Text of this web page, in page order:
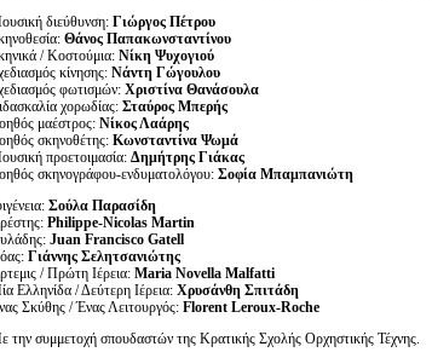
διεύθυνση: Γιώργος Πέτρου
Θάνος Παπακωνσταντίνου
/ Κοστούμια: Νίκη Ψυχογιού
κίνησης: Νάντη Γώγουλου
φωτισμών: Χριστίνα Θανάσουλα
χορωδίας: Σταύρος Μπερής
μαέστρος: Νίκος Λαάρης
σκηνοθέτης: Κωνσταντίνα Ψωμά
προετοιμασία: Δημήτρης Γιάκας
σκηνογράφου-ενδυματολόγου: Σοφία Μπαμπανιώτη
Σούλα Παρασίδη
Philippe-Nicolas Martin
Juan Francisco Gatell
Γιάννης Σελητσανιώτης
/ Πρώτη Ιέρεια: Maria Novella Malfatti
Ελληνίδα / Δεύτερη Ιέρεια: Χρυσάνθη Σπιτάδη
Σκύθης / Ένας Λειτουργός: Florent Leroux-Roche
την συμμετοχή σπουδαστών της Κρατικής Σχολής Ορχηστικής Τέχνης.